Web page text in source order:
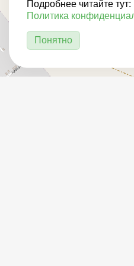
Подробнее читайте тут:
Политика
Понятно